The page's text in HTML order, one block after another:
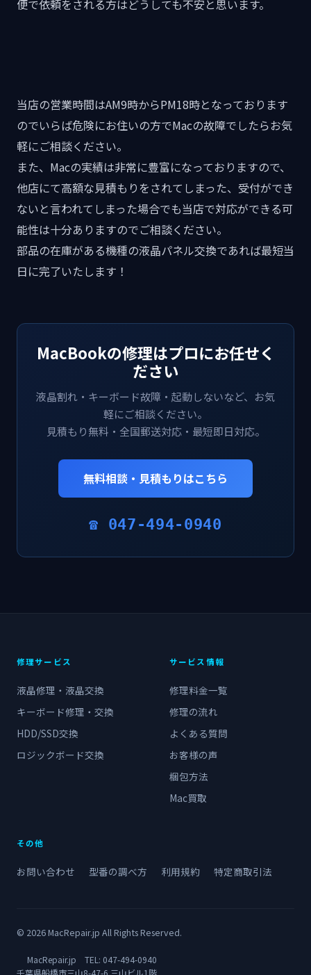
便で依頼をされる方はどうしても不安と思います。
当店の営業時間はAM9時からPM18時となっております
のでいらば危険にお住いの方でMacの故障でしたらお気
軽にご相談ください。
また、Macの実績は非常に豊富になっておりますので、
他店にて高額な見積もりをされてしまった、受付ができ
ないと言われてしまった場合でも当店で対応ができる可
能性は十分ありますのでご相談ください。
部品の在庫がある機種の液晶パネル交換であれば最短当
日に完了いたします！
MacBookの修理はプロにお任せく
ださい
液晶割れ・キーボード故障・起動しないなど、お気
軽にご相談ください。
見積もり無料・全国郵送対応・最短即日対応。
無料相談・見積もりはこちら
☎ 047-494-0940
修理サービス
液晶修理・液晶交換
キーボード修理・交換
HDD/SSD交換
ロジックボード交換
サービス情報
修理料金一覧
修理の流れ
よくある質問
お客様の声
梱包方法
Mac買取
その他
お問い合わせ 型番の調べ方 利用規約 特定商取引法
© 2026 MacRepair.jp All Rights Reserved.
MacRepair.jp TEL: 047-494-0940